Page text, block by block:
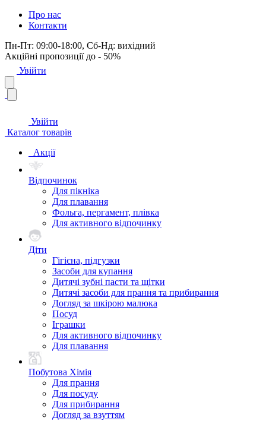
Про нас
Контакти
Пн-Пт: 09:00-18:00, Сб-Нд: вихідний
Акційні пропозиції до - 50%
Увійти
Увійти
Каталог товарів
Акції
Відпочинок
Для пікніка
Для плавання
Фольга, пергамент, плівка
Для активного відпочинку
Діти
Гігієна, підгузки
Засоби для купання
Дитячі зубні пасти та щітки
Дитячі засоби для прання та прибирання
Догляд за шкірою малюка
Посуд
Іграшки
Для активного відпочинку
Для плавання
Побутова Хімія
Для прання
Для посуду
Для прибирання
Догляд за взуттям